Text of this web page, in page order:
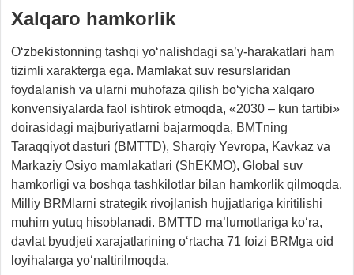
Xalqaro hamkorlik
O‘zbekistonning tashqi yo‘nalishdagi sa’y-harakatlari ham
tizimli xarakterga ega. Mamlakat suv resurslaridan
foydalanish va ularni muhofaza qilish bo‘yicha xalqaro
konvensiyalarda faol ishtirok etmoqda, «2030 – kun tartibi»
doirasidagi majburiyatlarni bajarmoqda, BMTning
Taraqqiyot dasturi (BMTTD), Sharqiy Yevropa, Kavkaz va
Markaziy Osiyo mamlakatlari (ShEKMO), Global suv
hamkorligi va boshqa tashkilotlar bilan hamkorlik qilmoqda.
Milliy BRMlarni strategik rivojlanish hujjatlariga kiritilishi
muhim yutuq hisoblanadi. BMTTD ma’lumotlariga ko‘ra,
davlat byudjeti xarajatlarining o‘rtacha 71 foizi BRMga oid
loyihalarga yo‘naltirilmoqda.